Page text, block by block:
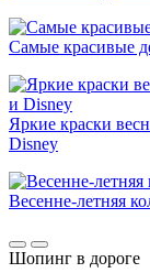
Самые красивые
Яркие краски
Disney
Весенне-летняя
Шопинг в дороге